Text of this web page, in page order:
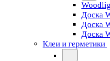
Доска
Доска
Доска
Клеи и герметики